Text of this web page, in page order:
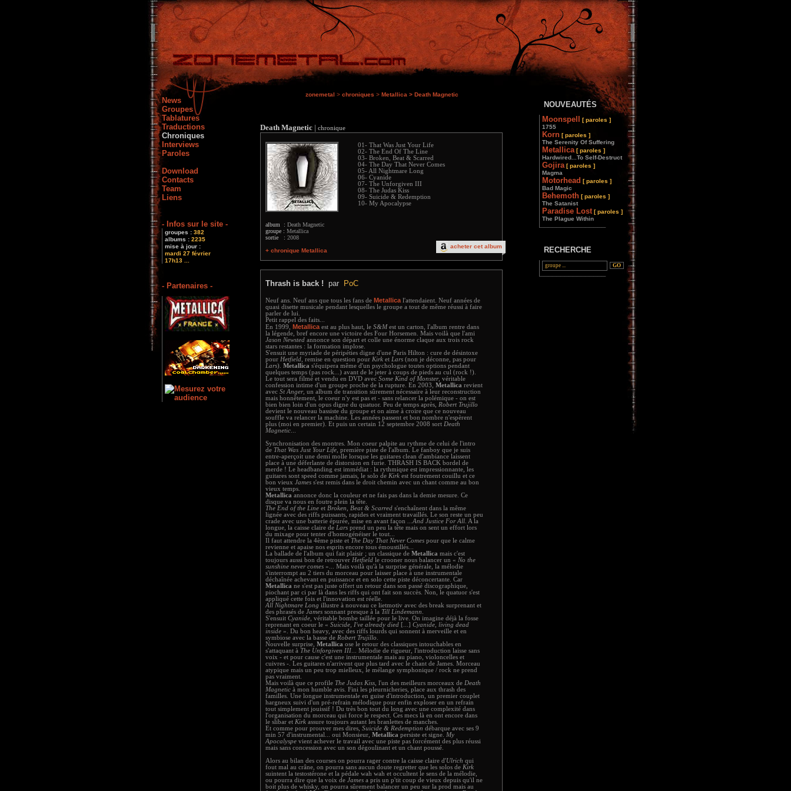
News
Groupes
Tablatures
Traductions
Chroniques
Interviews
Paroles
Download
Contacts
Team
Liens
- Infos sur le site -
groupes : 382
albums : 2235
mise à jour :
mardi 27 février
17h13 ...
- Partenaires -
zonemetal > chroniques > Metallica > Death Magnetic
Death Magnetic | chronique
acheter cet album
album : Death Magnetic
groupe : Metallica
sortie : 2008
+ chronique Metallica
01- That Was Just Your Life
02- The End Of The Line
03- Broken, Beat & Scarred
04- The Day That Never Comes
05- All Nightmare Long
06- Cyanide
07- The Unforgiven III
08- The Judas Kiss
09- Suicide & Redemption
10- My Apocalypse
Thrash is back ! par PoC
Neuf ans. Neuf ans que tous les fans de Metallica l'attendaient. Neuf années de
quasi disette musicale pendant lesquelles le groupe a tout de même réussi à faire
parler de lui.
Petit rappel des faits...
En 1999, Metallica est au plus haut, le S&Mest un carton, l'album rentre dans
la légende, bref encore une victoire des Four Horsemen. Mais voilà que l'ami
Jason Newsted annonce son départ et colle une énorme claque aux trois rock
stars restantes : la formation implose.
S'ensuit une myriade de péripéties digne d'une Paris Hilton : cure de désintoxe
pour Hetfield , remise en question pour Kirk et Lars (non je déconne, pas pour
Lars). Metallica s'équipera même d'un psychologue toutes options pendant
quelques temps (pas rock...) avant de le jeter à coups de pieds au cul (rock !).
Le tout sera filmé et vendu en DVD avec Some Kind of Monster, véritable
confession intime d'un groupe proche de la rupture. En 2003, Metallica revient
avec St Anger, un album de transition sûrement nécessaire à leur reconstruction
mais honnêtement, le coeur n'y est pas et - sans relancer la polémique - on est
bien bien loin d'un opus digne du quatuor. Peu de temps après, Robert Trujillo
devient le nouveau bassiste du groupe et on aime à croire que ce nouveau
souffle va relancer la machine. Les années passent et bon nombre n'espèrent
plus (moi en premier). Et puis un certain 12 septembre 2008 sort Death
Magnetic
Synchronisation des montres. Mon coeur palpite au rythme de celui de l'intro
de That Was Just Your Life , première piste de l'album. Le fanboy que je suis
entre-aperçoit une demi molle lorsque les guitares clean d'ambiance laissent
place à une déferlante de distorsion en furie. THRASH IS BACK bordel de
merde ! Le headbanding est immédiat : la rythmique est impressionnante, les
guitares sont speed comme jamais, le solo de Kirk est foutrement couillu et ce
bon vieux James s'est remis dans le droit chemin avec un chant comme au bon
vieux temps.
Metallica annonce donc la couleur et ne fais pas dans la demie mesure. Ce
disque va nous en foutre plein la tête.
The End of the Line et Broken, Beat & Scarred s'enchaînent dans la même
lignée avec des riffs puissants, rapides et vraiment travaillés. Le son reste un peu
crade avec une batterie épurée, mise en avant façon
...And Justice For All . A la
longue, la caisse claire de Lars prend un peu la tête mais on sent un effort lors
du mixage pour tenter d'homogénéiser le tout...
Il faut attendre la 4ème piste et The Day That Never Comes pour que le calme
revienne et apaise nos esprits encore tous émoustillés...
La ballade de l'album qui fait plaisir ; un classique de Metallica mais c'est
toujours aussi bon de retrouver Hetfield le crooner nous balancer un « No the
sunshine never comes »... Mais voilà qu'à la surprise générale, la mélodie
s'interrompt au 2 tiers du morceau pour laisser place à une instrumentale
déchaînée achevant en puissance et en solo cette piste déconcertante. Car
Metallica ne s'est pas juste offert un retour dans son passé discographique,
piochant par ci par là dans les riffs qui ont fait son succès. Non, le quatuor s'est
appliqué cette fois et l'innovation est réelle.
All Nightmare Long illustre à nouveau ce lietmotiv avec des break surprenant et
des phrasés de James sonnant presque à la Till Lindemann
S'ensuit Cyanide , véritable bombe taillée pour le live. On imagine déjà la fosse
reprenant en coeur le « Suicide, I've already died [...] Cyanide, living dead
inside ». Du bon heavy, avec des riffs lourds qui sonnent à merveille et en
symbiose avec la basse de Robert Trujillo
Nouvelle surprise, Metallica ose le retour des classiques intouchables en
s'attaquant à The Unforgiven III ... Mélodie de rigueur, l'introduction laisse sans
voix - et pour cause c'est une instrumentale mais au piano, violoncelles et
cuivres -. Les guitares n'arrivent que plus tard avec le chant de James. Morceau
atypique mais un peu trop mielleux, le mélange symphonique / rock ne prend
pas vraiment.
Mais voilà que ce profile The Judas Kiss , l'un des meilleurs morceaux de Death
Magnetic à mon humble avis. Fini les pleurnicheries, place aux thrash des
familles. Une longue instrumentale en guise d'introduction, un premier couplet
hargneux suivi d'un pré-refrain mélodique pour enfin exploser en un refrain
tout simplement jouissif ! Du très bon tout du long avec une complexité dans
l'organisation du morceau qui force le respect. Ces mecs là en ont encore dans
le slibar et Kirk assure toujours autant les branlettes de manches.
Et comme pour prouver mes dires, Suicide & Redemption débarque avec ses 9
min 57 d'instrumental... oui Monsieur, Metallica persiste et signe. My
Apocalyspe vient achever le travail avec une piste pas forcément des plus réussi
mais sans concession avec un son dégoulinant et un chant poussé.
Alors au bilan des courses on pourra rager contre la caisse claire d'Ulrich qui
fout mal au crâne, on pourra sans aucun doute regretter que les solos de Kirk
suintent la testostérone et la pédale wah wah et occultent le sens de la mélodie,
ou pourra dire que la voix de James a pris un p'tit coup de vieux depuis qu'il ne
boit plus de whisky, on pourra sûrement balancer un peu sur la prod mais au
NOUVEAUTÉS
Moonspell
[ paroles ]
1755
Korn [ paroles ]
The Serenity Of Suffering
Metallica [ paroles ]
Hardwired...To Self-Destruct
Gojira [ paroles ]
Magma
Motorhead [ paroles ]
Bad Magic
Behemoth [ paroles ]
The Satanist
Paradise Lost [ paroles ]
The Plague Within
________________
RECHERCHE
________________